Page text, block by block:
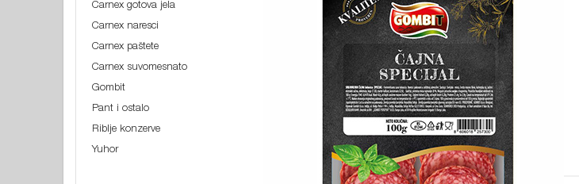
Carnex gotova jela
Carnex naresci
Carnex paštete
Carnex suvomesnato
Gombit
Pant i ostalo
Riblje konzerve
Yuhor